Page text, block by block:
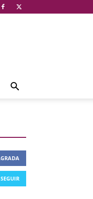
SEGUIR